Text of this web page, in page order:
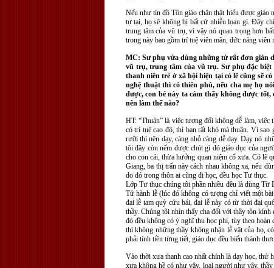
Nếu như tín đồ Tôn giáo chân thật hiểu được giáo
tự tại, họ sẽ không bị bất cứ nhiễu lọan gì. Đây
trung tâm của vũ trụ, vì vậy nó quan trọng hơn
trong này bao gồm trí tuệ viên mãn, đức năng viên
MC: Sư phụ vừa dùng những từ rất đơn giản
vũ trụ, trung tâm của vũ trụ. Sư phụ đặc
thanh niên trẻ ở xã hội hiện tại có lẽ cũng sẽ
nghệ thuật thì có thiên phú, nếu cha mẹ họ
được, con bé này ta cảm thấy không được
nên làm thế nào?
HT: “Thuận” là việc tương đối không dễ làm, việc
có trí tuệ cao độ, thì bạn rất khó mà thuận. Vì
rưỡi thì nên dạy, càng nhỏ càng dễ dạy. Dạy nó
tôi đây còn nếm được chút gì đó giáo dục của
cho con cái, thừa hưởng quan niệm cổ xưa. Có lẽ
Giang, ba thị trấn này cách nhau không xa, nếu
do đó trong thôn ai cũng đi học, đều học Tư thục.
Lớp Tư thục chúng tôi phần nhiều đều là dùng Từ
Tử hành lễ (lúc đó không có tượng chỉ viết một
đại lễ tam quỳ cửu bái, đại lễ này có từ thời đại
thầy. Chúng tôi nhìn thấy cha đối với thầy tôn kính
đó đều không có ý nghĩ thu học phí, tùy theo
thì không những thầy không nhận lễ vật của họ,
phải tính tiền từng tiết, giáo dục đều biến thành
Vào thời xưa thanh cao nhất chính là dạy học, thứ
xưa không hề có như vậy, loại người như vậy,